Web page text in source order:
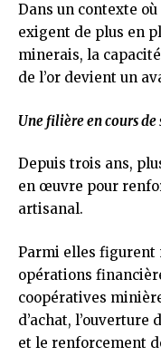
Dans un contexte
exigent de plus en
minerais, la
de l’or devient un
Une filière en cours
Depuis trois ans,
en œuvre pour
artisanal.
Parmi elles figurent
opérations
coopératives
d’achat,
et le renforcement